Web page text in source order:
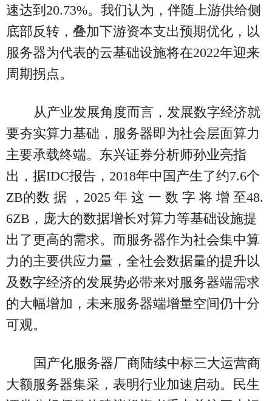
速达到20.73%。我们认为，伴随上游供给侧
底部反转，叠加下游资本支出预期优化，以
服务器为代表的云基础设施将在2022年迎来
周期拐点。
从产业发展角度而言，发展数字经济就
要夯实算力基础，服务器即为社会层面算力
主要承载终端。东兴证券分析师孙业亮指
出，据IDC报告，2018年中国产生了约7.6个
ZB的数 据 ，2025 年 这 一 数 字 将 增 至48.
6ZB，庞大的数据增长对算力等基础设施提
出了更高的需求。而服务器作为社会集中算
力的主要供应力量，全社会数据量的提升以
及数字经济的发展势必带来对服务器端需求
的大幅增加，未来服务器端增量空间仍十分
可观。
国产化服务器厂商陆续中标三大运营商
大额服务器集采，表明行业加速启动。民生